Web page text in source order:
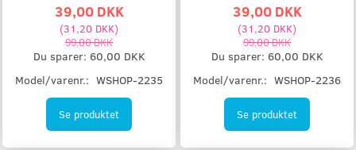
39,00 DKK
(31,20 DKK)
99,00 DKK
Du sparer: 60,00 DKK
Model/varenr.: WSHOP-2235
Se produktet
39,00 DKK
(31,20 DKK)
99,00 DKK
Du sparer: 60,00 DKK
Model/varenr.: WSHOP-2236
Se produktet